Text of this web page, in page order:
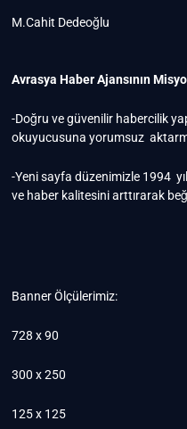
M.Cahit Dedeoğlu
Avrasya Haber Ajansının
-Doğru ve güvenilir habercilik
okuyucusuna yorumsuz
-Yeni sayfa düzenimizle 1994
ve haber kalitesini arttırarak
Banner Ölçülerimiz:
728 x 90
300 x 250
125 x 125